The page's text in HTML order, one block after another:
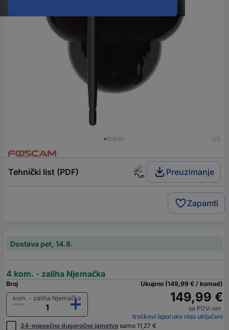
1/9
Tehnički list (PDF) Preuzimanje
Zapamti
Dostava pet, 14.8.
4 kom. - zaliha Njemačka
Broj
kom. - zaliha Njemačka
Ukupno (149,99 € / komad)
149,99 €
sa PDV-om
troškovi isporuke nisu uključeni
24-mjesečno dugoročno jamstvo samo 11,27 €